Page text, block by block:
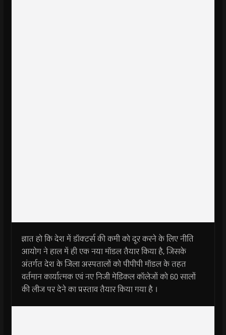
ज्ञात हो कि देश में डॉक्टर्स की कमी को दूर करने के लिए नीति
आयोग ने हाल में ही एक नया मॉडल तैयार किया है, जिसके
अंतर्गत देश के जिला अस्पतालों को पीपीपी मॉडल के तहत
वर्तमान कार्यात्मक एवं नए निजी मेडिकल कॉलेजों को 60 सालों
की लीज पर देने का प्रस्ताव तैयार किया गया है ।